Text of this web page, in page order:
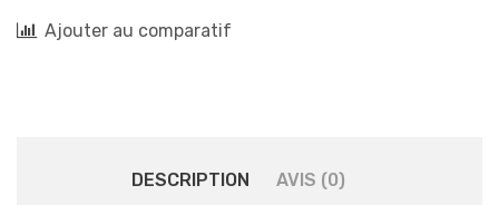
Ajouter au comparatif
DESCRIPTION AVIS (0)